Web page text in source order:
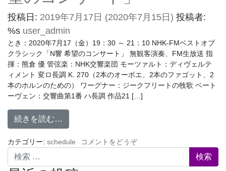
投稿日: 2019年7月17日 (2020年7月15日) 投稿者:
%s user_admin
とき：2020年7月17（金）19：30 ～ 21：10 NHK-FMベストオブ
クラシック「N響 希望のコンサート」 無観客演奏、FM生放送 指
揮：熊倉 優 管弦楽：NHK交響楽団 モーツァルト：ディヴェルテ
ィメント 変ロ長調 K. 270（2本のオーボエ、2本のファゴット、2
本のホルンのための） ワーグナー：ジークフリートの牧歌 ベート
ーヴェン：交響曲第1番 ハ長調 作品21 […]
続きを読む…
カテゴリー: schedule
コメントをどうぞ
検索